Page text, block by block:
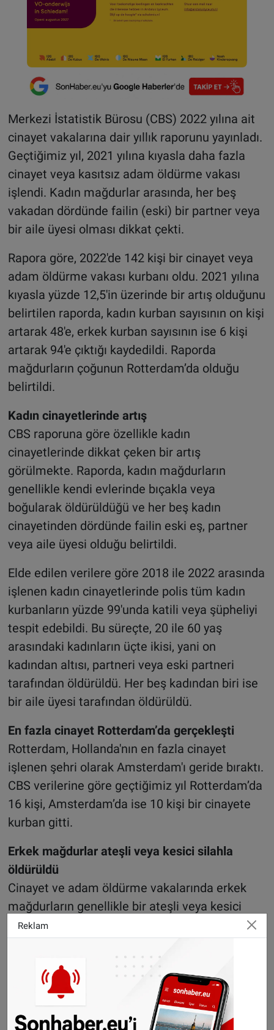
Merkezi İstatistik Bürosu (CBS) 2022 yılına ait
cinayet vakalarına dair yıllık raporunu yayınladı.
Geçtiğimiz yıl, 2021 yılına kıyasla daha fazla
cinayet veya kasıtsız adam öldürme vakası
işlendi. Kadın mağdurlar arasında, her beş
vakadan dördünde failin (eski) bir partner veya
bir aile üyesi olması dikkat çekti.
Rapora göre, 2022'de 142 kişi bir cinayet veya
adam öldürme vakası kurbanı oldu. 2021 yılına
kıyasla yüzde 12,5'in üzerinde bir artış olduğunu
belirtilen raporda, kadın kurban sayısının on kişi
artarak 48'e, erkek kurban sayısının ise 6 kişi
artarak 94'e çıktığı kaydedildi. Raporda
mağdurların çoğunun Rotterdam’da olduğu
belirtildi.
Kadın cinayetlerinde artış
CBS raporuna göre özellikle kadın
cinayetlerinde dikkat çeken bir artış
görülmekte. Raporda, kadın mağdurların
genellikle kendi evlerinde bıçakla veya
boğularak öldürüldüğü ve her beş kadın
cinayetinden dördünde failin eski eş, partner
veya aile üyesi olduğu belirtildi.
Elde edilen verilere göre 2018 ile 2022 arasında
işlenen kadın cinayetlerinde polis tüm kadın
kurbanların yüzde 99'unda katili veya şüpheliyi
tespit edebildi. Bu süreçte, 20 ile 60 yaş
arasındaki kadınların üçte ikisi, yani on
kadından altısı, partneri veya eski partneri
tarafından öldürüldü. Her beş kadından biri ise
bir aile üyesi tarafından öldürüldü.
En fazla cinayet Rotterdam’da gerçekleşti
Rotterdam, Hollanda'nın en fazla cinayet
işlenen şehri olarak Amsterdam'ı geride bıraktı.
CBS verilerine göre geçtiğimiz yıl Rotterdam’da
16 kişi, Amsterdam’da ise 10 kişi bir cinayete
kurban gitti.
Erkek mağdurlar ateşli veya kesici silahla
öldürüldü
Cinayet ve adam öldürme vakalarında erkek
mağdurların genellikle bir ateşli veya kesici
silahla öldürüldüğü görülüyor. Her on vakadan
üçünde failin kurbanı tanıdığı belirtilen raporda
20 ila 40 yaş arası erkek kurban sayısının
arttığı, kadınlar arasında ise özellikle 60 yaş ve
üzeri mağdurların çok olduğu kaydedildi.
Çocukların yüzde 88’i ane veya babası
Reklam